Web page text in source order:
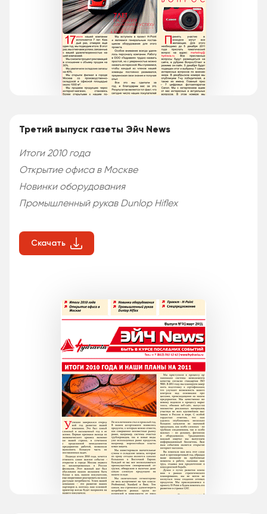
Третий выпуск газеты Эйч News
Итоги 2010 года
Открытие офиса в Москве
Новинки оборудования
Промышленный рукав Dunlop Hiflex
Скачать